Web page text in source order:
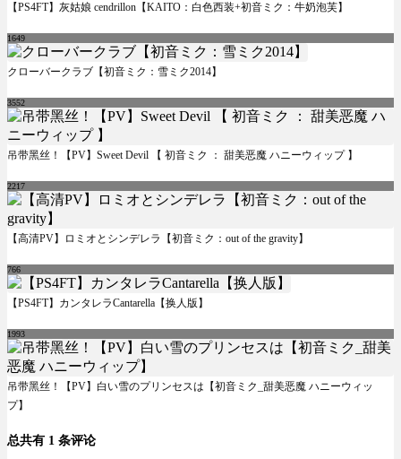
【PS4FT】灰姑娘 cendrillon【KAITO：白色西装+初音ミク：牛奶泡芙】
1649
クローバークラブ【初音ミク：雪ミク2014】
3552
吊带黑丝！【PV】Sweet Devil 【 初音ミク ： 甜美恶魔 ハニーウィップ 】
2217
【高清PV】ロミオとシンデレラ【初音ミク：out of the gravity】
766
【PS4FT】カンタレラCantarella【换人版】
1993
吊带黑丝！【PV】白い雪のプリンセスは【初音ミク_甜美恶魔 ハニーウィッ
プ】
总共有 1 条评论